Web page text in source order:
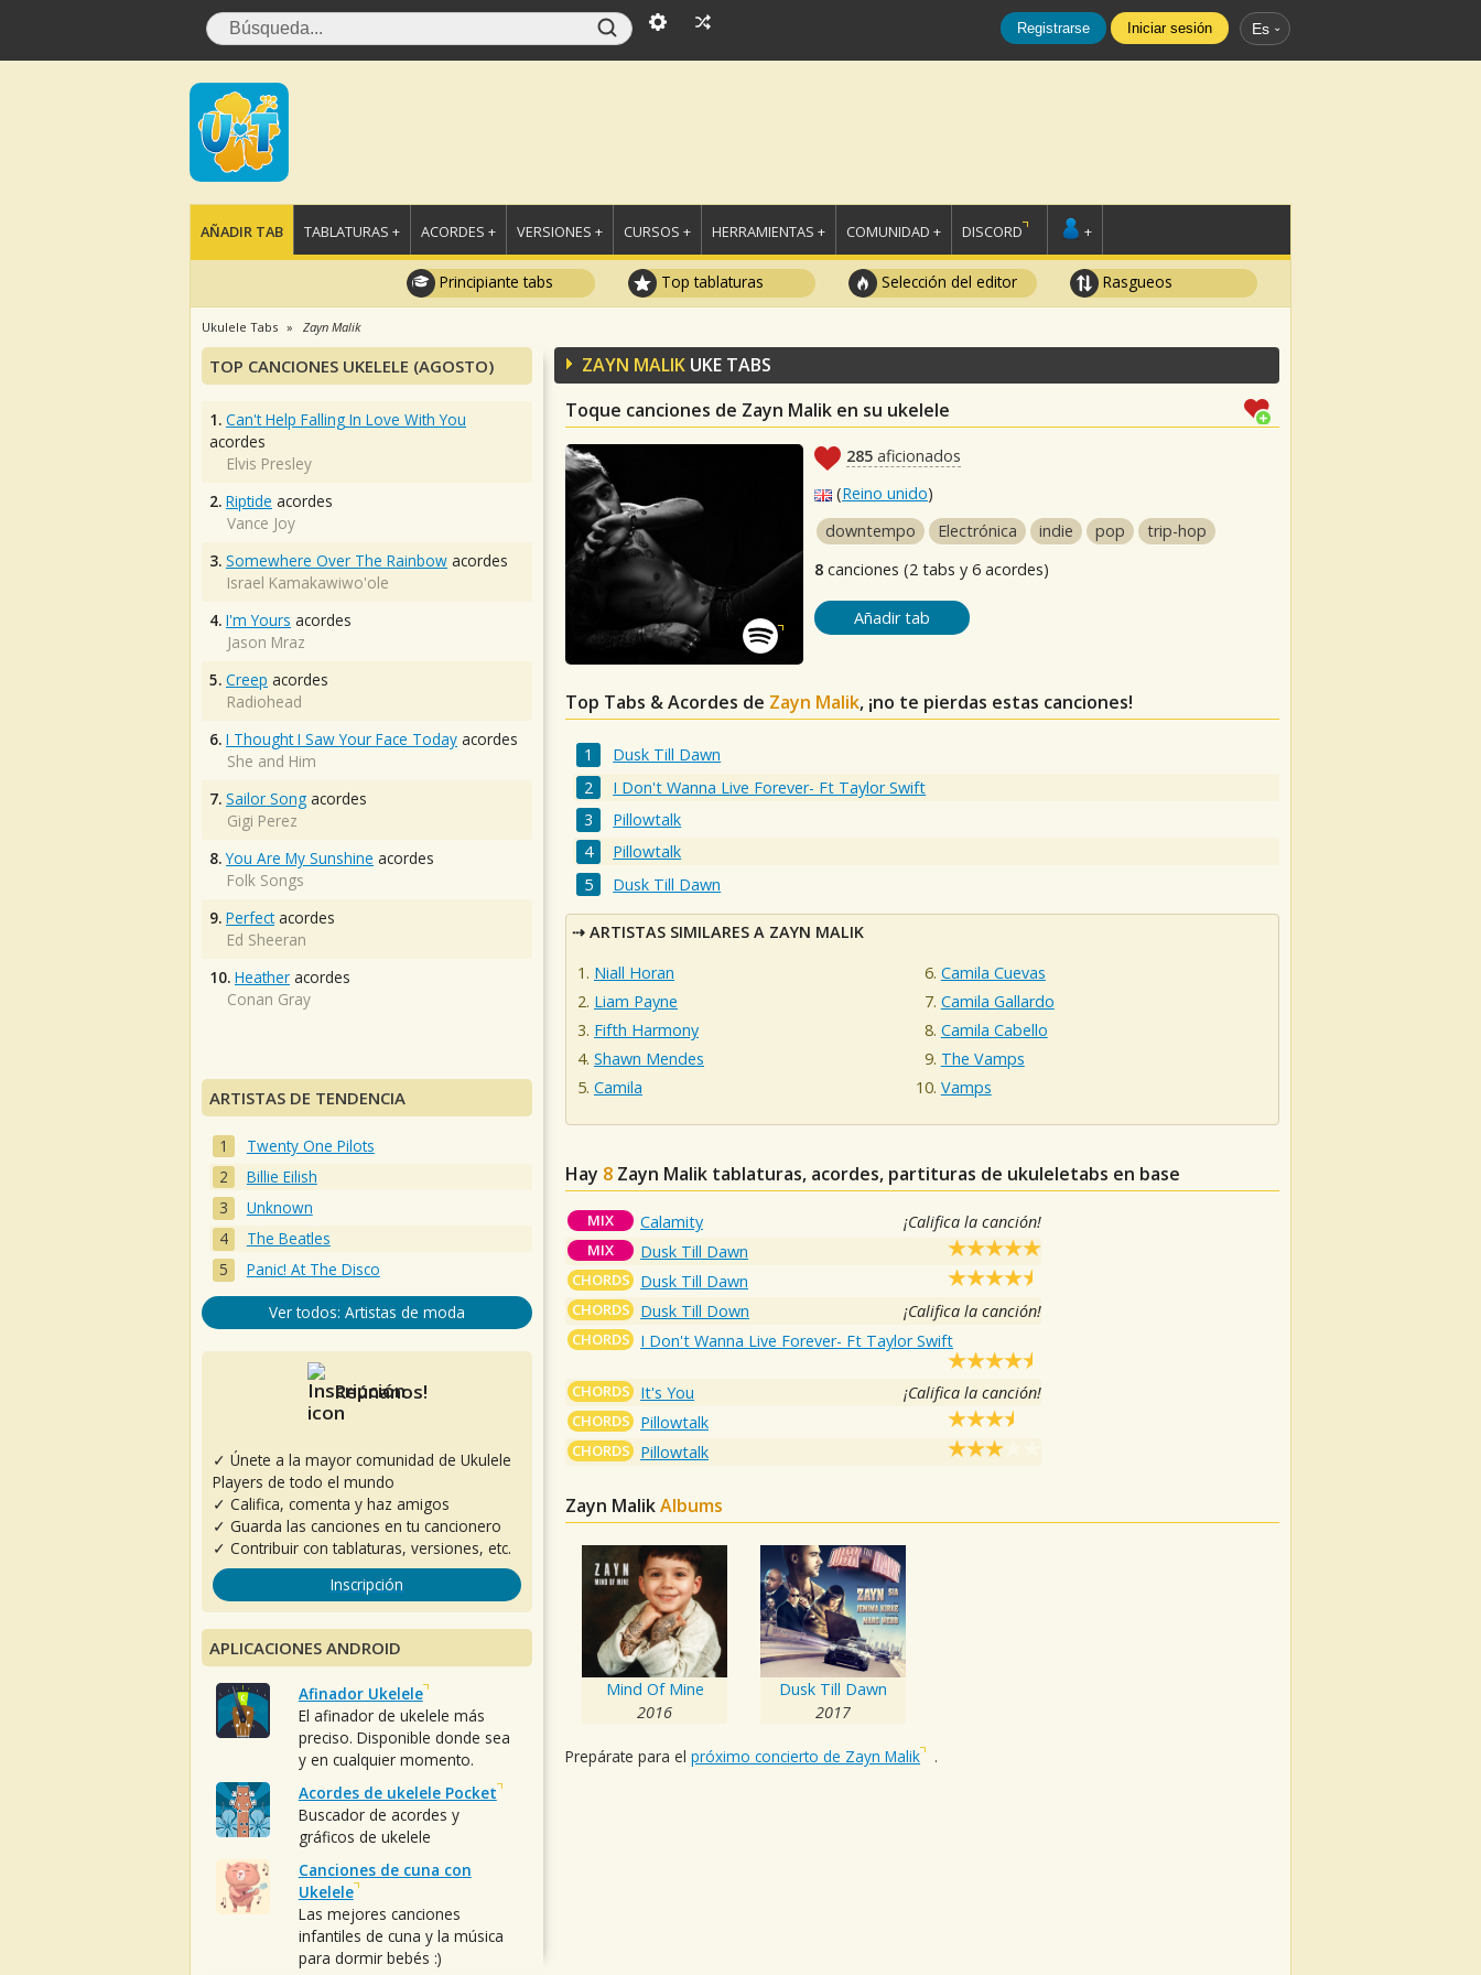
Registrarse Iniciar sesión Es
AÑADIR TAB TABLATURAS + ACORDES + VERSIONES + CURSOS + HERRAMIENTAS + COMUNIDAD + DISCORD +
Principiante tabs Top tablaturas Selección del editor Rasgueos
Ukulele Tabs Zayn Malik
ZAYN MALIK UKE TABS
Toque canciones de Zayn Malik en su ukelele
285 aficionados
(Reino unido)
downtempo
Electrónica indie pop
trip-hop
8 canciones (2 tabs y 6 acordes)
Añadir tab
Top Tabs & Acordes de Zayn Malik, ¡no te pierdas estas canciones!
Dusk Till Dawn
I Don't Wanna Live Forever- Ft Taylor Swift
Pillowtalk
Pillowtalk
Dusk Till Dawn
ARTISTAS SIMILARES A ZAYN MALIK
Niall Horan
Liam Payne
Fifth Harmony
Shawn Mendes
Camila
Camila Cuevas
Camila Gallardo
Camila Cabello
The Vamps
Vamps
Hay 8 Zayn Malik tablaturas, acordes, partituras de ukuleletabs en base
MIX Calamity ¡Califica la canción!
MIX Dusk Till Dawn
CHORDS Dusk Till Dawn
CHORDS Dusk Till Down ¡Califica la canción!
CHORDS I Don't Wanna Live Forever- Ft Taylor Swift
CHORDS It's You ¡Califica la canción!
CHORDS Pillowtalk
CHORDS Pillowtalk
Zayn MalikAlbums
Mind Of Mine
2016
Dusk Till Dawn
2017
Prepárate para el próximo concierto de Zayn Malik .
TOP CANCIONES UKELELE (AGOSTO)
1. Can't Help Falling In Love With You
acordes
Elvis Presley
2. Riptide acordes
Vance Joy
3. Somewhere Over The Rainbow acordes
Israel Kamakawiwo'ole
4. I'm Yours acordes
Jason Mraz
5. Creep acordes
Radiohead
6. I Thought I Saw Your Face Today acordes
She and Him
7. Sailor Song acordes
Gigi Perez
8. You Are My Sunshine acordes
Folk Songs
9. Perfectacordes
Ed Sheeran
10. Heather acordes
Conan Gray
ARTISTAS DE TENDENCIA
Twenty One Pilots
Billie Eilish
Unknown
The Beatles
Panic! At The Disco
Ver todos: Artistas de moda
Reúnanos!
✓ Únete a la mayor comunidad de Ukulele
Players de todo el mundo
✓ Califica, comenta y haz amigos
✓ Guarda las canciones en tu cancionero
✓ Contribuir con tablaturas, versiones, etc.
Inscripción
APLICACIONES ANDROID
Afinador Ukelele
El afinador de ukelele más
preciso. Disponible donde sea
y en cualquier momento.
Acordes de ukelele Pocket
Buscador de acordes y
gráficos de ukelele
Canciones de cuna con
Ukelele
Las mejores canciones
infantiles de cuna y la música
para dormir bebés :)